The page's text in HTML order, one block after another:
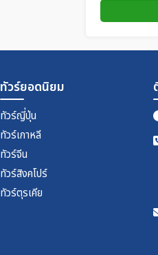
ทัวร์ยอดนิยม
ทัวร์ญี่ปุ่น
ทัวร์เกาหลี
ทัวร์จีน
ทัวร์สิงคโปร์
ทัวร์ตุรเคีย